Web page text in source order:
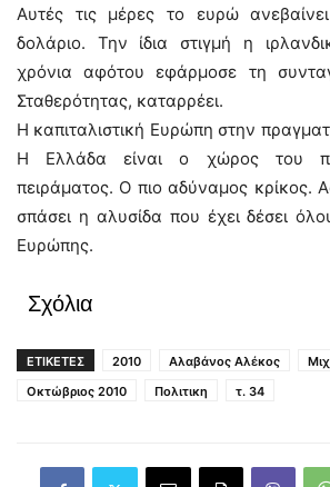
Αυτές τις μέρες το ευρώ
δολάριο. Την ίδια στιγμή η
χρόνια αφότου εφάρμοσε τη
Σταθερότητας, καταρρέει.
Η καπιταλιστική Ευρώπη στην
Η Ελλάδα είναι ο χώρος του
πειράματος. Ο πιο αδύναμος κρίκος.
σπάσει η αλυσίδα που έχει δέσει
Ευρώπης.
Σχόλια
ΕΤΙΚΕΤΕΣ 2010 Αλαβάνος Αλέκος
Οκτώβριος 2010
Πολιτικη τ. 34